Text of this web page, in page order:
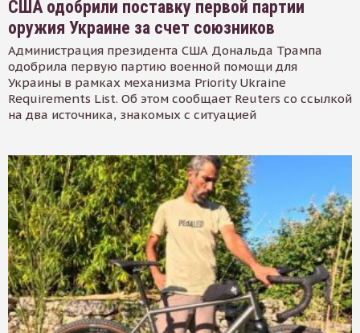
США одобрили поставку первой партии
оружия Украине за счет союзников
Администрация президента США Дональда Трампа
одобрила первую партию военной помощи для
Украины в рамках механизма Priority Ukraine
Requirements List. Об этом сообщает Reuters со ссылкой
на два источника, знакомых с ситуацией